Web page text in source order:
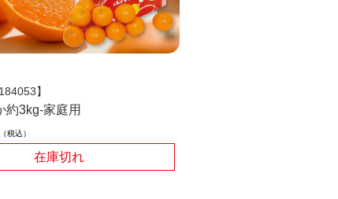
】
約3kg-家庭用
税込
在庫切れ